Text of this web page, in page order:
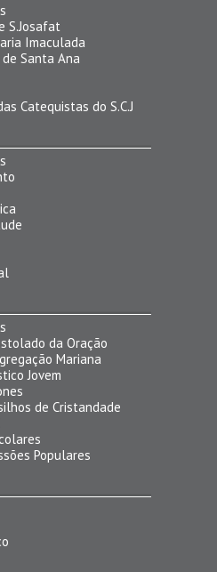
S.Josafat
Imaculada
Santa Ana
Catequistas do S.C.J
da Oração
Mariana
Jovem
de Cristandade
Populares